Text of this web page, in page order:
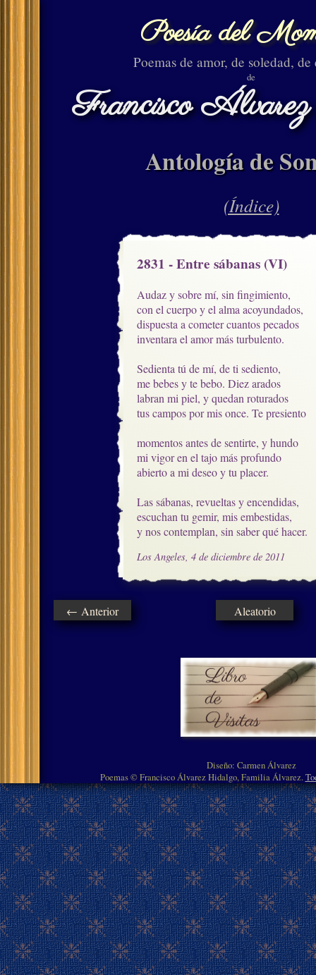
Poesía del
Poemas de amor, de soledad, de
de
Francisco
Antología de
(Índice)
2831 - Entre sábanas (VI)
Audaz y sobre mí, sin fingimiento,
con el cuerpo y el alma acoyundados,
dispuesta a cometer cuantos pecados
inventara el amor más turbulento.
Sedienta tú de mí, de ti sediento,
me bebes y te bebo. Diez arados
labran mi piel, y quedan roturados
tus campos por mis once. Te presiento
momentos antes de sentirte, y hundo
mi vigor en el tajo más profundo
abierto a mi deseo y tu placer.
Las sábanas, revueltas y encendidas,
escuchan tu gemir, mis embestidas,
y nos contemplan, sin saber qué hacer.
Los Angeles, 4 de diciembre de 2011
← Anterior Aleatorio
Diseño: Carmen Álvarez
Poemas © Francisco Álvarez Hidalgo, Familia Álvarez.